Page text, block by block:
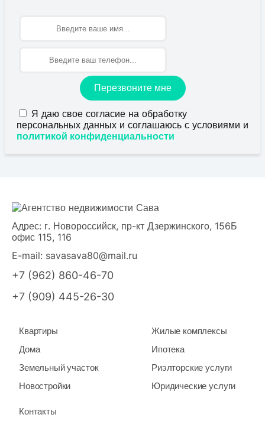
Перезвоните мне
Я даю свое согласие на обработку
персональных данных и соглашаюсь с условиями и
политикой конфиденциальности
Адрес: г. Новороссийск, пр-кт Дзержинского, 156Б
офис 115, 116
E-mail: savasava80@mail.ru
+7 (962) 860-46-70
+7 (909) 445-26-30
Квартиры
Дома
Земельный участок
Новостройки
Жилые комплексы
Ипотека
Риэлторские услуги
Юридические услуги
Контакты